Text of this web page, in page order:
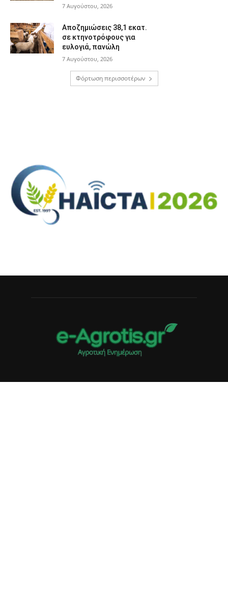
7 Αυγούστου, 2026
Αποζημιώσεις 38,1 εκατ.
σε κτηνοτρόφους για
ευλογιά, πανώλη
7 Αυγούστου, 2026
Φόρτωση περισσοτέρων